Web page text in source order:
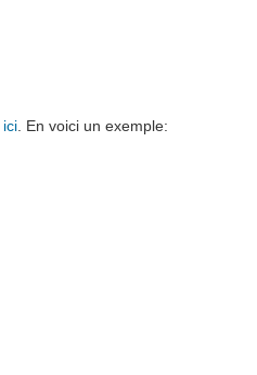
ici . En voici un exemple: